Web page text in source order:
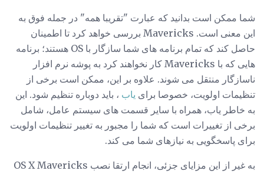
شما ممکن است بدانید که عبارت "تقریبا همه" در جمله فوق به
این معنی است. Mavericks بررسی خواهد کرد تا اطمینان
حاصل کند که تمام برنامه های شما سازگار با OS هستند؛ برنامه
هایی که با Mavericks کار نخواهند کرد به پوشه نرم افزار
ناسازگار منتقل می شوند. علاوه بر این، ممکن است برخی از
تنظیمات اولویت، خصوصا برای یاب ، باید دوباره تنظیم شود. این
به خاطر یاب، همراه با سایر قسمت های سیستم عامل، شامل
برخی از تغییرات است که شما را مجبور به تغییر تنظیمات اولویت
برای پاسخگویی به نیازهای شما می کند.
به غیر از این مزایای جزئی، انجام ارتقا نصب OS X Mavericks